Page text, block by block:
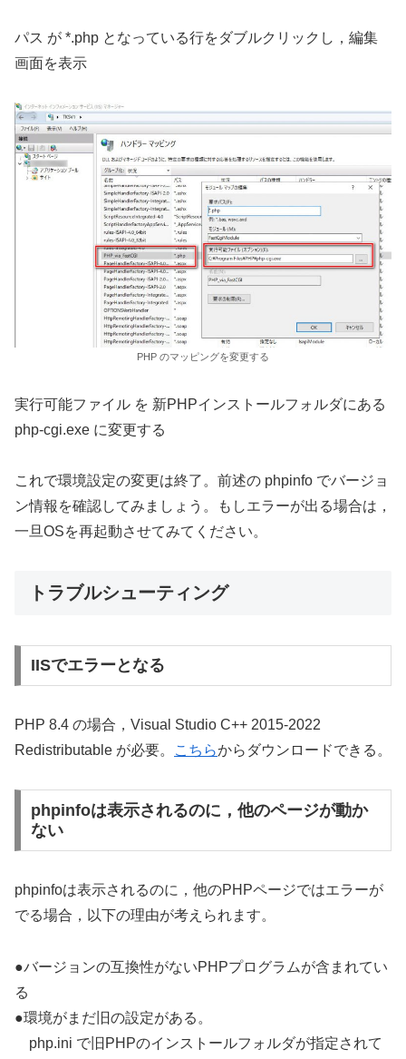
パス が *.php となっている行をダブルクリックし，編集
画面を表示
PHP のマッピングを変更する
実行可能ファイル を 新PHPインストールフォルダにある
php-cgi.exe に変更する
これで環境設定の変更は終了。前述の phpinfo でバージョ
ン情報を確認してみましょう。もしエラーが出る場合は，
一旦OSを再起動させてみてください。
トラブルシューティング
IISでエラーとなる
PHP 8.4 の場合，Visual Studio C++ 2015-2022
Redistributable が必要。
こちらからダウンロードできる。
phpinfoは表示されるのに，他のページが動か
ない
phpinfoは表示されるのに，他のPHPページではエラーが
でる場合，以下の理由が考えられます。
●バージョンの互換性がないPHPプログラムが含まれてい
る
●環境がまだ旧の設定がある。
php.ini で旧PHPのインストールフォルダが指定されて